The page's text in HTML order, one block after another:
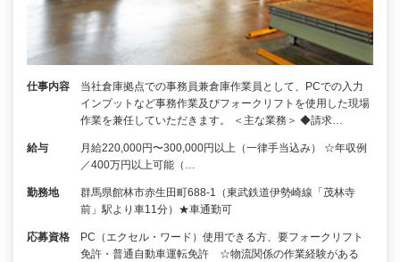
仕事内容
当社倉庫拠点での事務員兼倉庫作業員として、PCでの入力
インプットなど事務作業及びフォークリフトを使用した現場
作業を兼任していただきます。 ＜主な業務＞ ◆請求…
給与
月給220,000円〜300,000円以上（一律手当込み） ☆年収例
／400万円以上可能（…
勤務地
群馬県館林市赤生田町688-1（東武鉄道伊勢崎線「茂林寺
前」駅より車11分）★車通勤可
応募資格
PC（エクセル・ワード）使用できる方、要フォークリフト
免許・普通自動車運転免許 ☆物流関係の作業経験がある